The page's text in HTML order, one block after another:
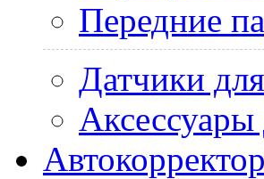
Передние
Датчики
Аксессуары